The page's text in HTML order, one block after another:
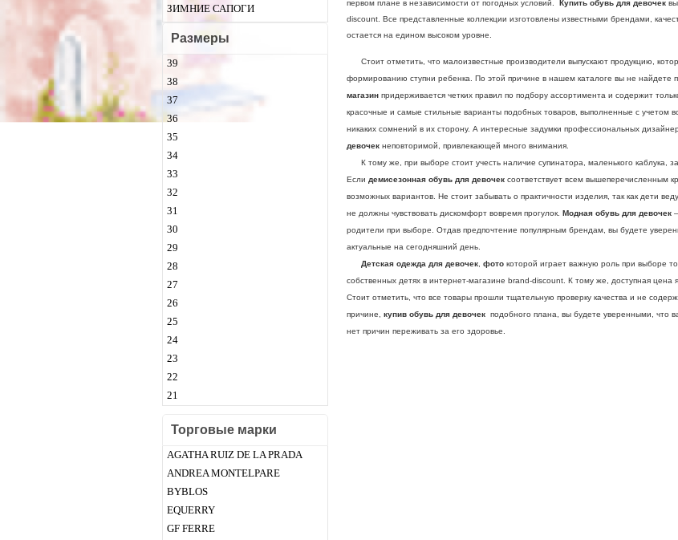
ЗИМНИЕ САПОГИ
Размеры
39
38
37
36
35
34
33
32
31
30
29
28
27
26
25
24
23
22
21
Торговые марки
AGATHA RUIZ DE LA PRADA
ANDREA MONTELPARE
BYBLOS
EQUERRY
GF FERRE
первом плане в независимости от погодных условий.
Купить обувь для девочек
discount. Все представленные коллекции изготовлены известными брендами,
остается на едином высоком уровне.
Стоит отметить, что малоизвестные производители выпускают продукцию,
формированию ступни ребенка. По этой причине в нашем каталоге вы не найдете
магазин придерживается четких правил по подбору ассортимента и содержит
красочные и самые стильные варианты подобных товаров, выполненные с учетом
никаких сомнений в их сторону. А интересные задумки профессиональных
девочек неповторимой, привлекающей много внимания.
К тому же, при выборе стоит учесть наличие супинатора, маленького каблука,
Если демисезонная обувь для девочек соответствует всем вышеперечисленным
возможных вариантов. Не стоит забывать о практичности изделия, так как дети
не должны чувствовать дискомфорт вовремя прогулок. Модная обувь для девочек
родители при выборе. Отдав предпочтение популярным брендам, вы будете
актуальные на сегодняшний день.
Детская одежда для девочек фото которой играет важную роль при выборе
собственных детях в интернет-магазине brand-discount. К тому же, доступная
Стоит отметить, что все товары прошли тщательную проверку качества и не
причине, купив обувь для девочек подобного плана, вы будете уверенными, что
нет причин переживать за его здоровье.